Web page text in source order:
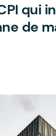
qui
de